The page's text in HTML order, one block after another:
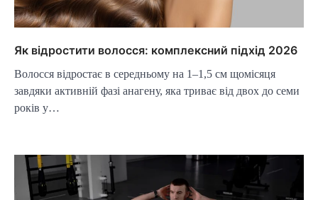
Як відростити волосся: комплексний підхід 2026
Волосся відростає в середньому на 1–1,5 см щомісяця
завдяки активній фазі анагену, яка триває від двох до семи
років у…